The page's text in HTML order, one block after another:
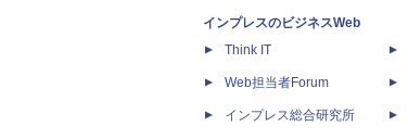
インプレスのビジネスWeb
Think IT
Web担当者Forum
インプレス総合研究所